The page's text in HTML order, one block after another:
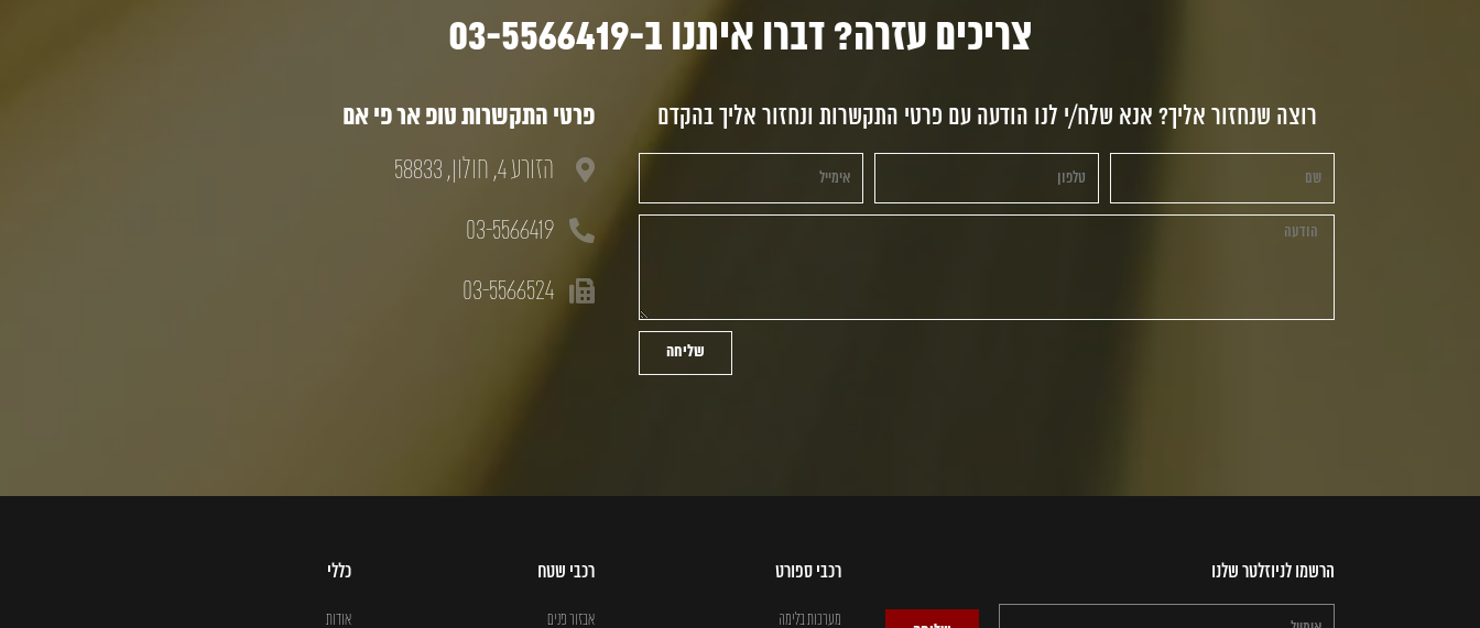
צריכים עזרה? דברו איתנו ב-03-5566419
רוצה שנחזור אליך? אנא שלח/י לנו הודעה עם פרטי התקשרות ונחזור אליך בהקדם
שליחה
פרטי התקשרות טופ אר פי אם
הזורע 4, חולון, 58833
03-5566419
03-5566524
הרשמו לניוזלטר שלנו רכבי ספורט
מערכות בלימה
רכבי שטח
אבזור פנים
כללי
אודות